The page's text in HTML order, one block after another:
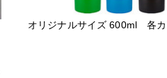
オリジナルサイズ 600ml 各